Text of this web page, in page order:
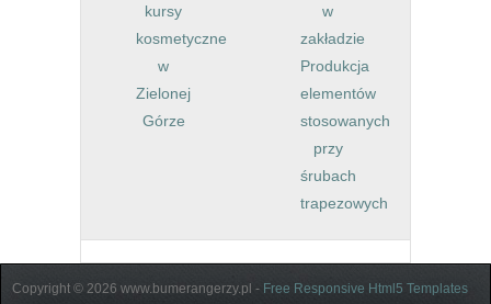
kursy
kosmetyczne
w
Zielonej
Górze
w
zakładzie
Produkcja
elementów
stosowanych
przy
śrubach
trapezowych
Copyright © 2026 www.bumerangerzy.pl - Free Responsive Html5 Templates